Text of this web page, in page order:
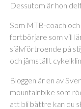
Dessutom är hon
Som MTB-coach
fortbörjare som vill
självförtroende på
och jämställt
Bloggen är en av
mountainbike som
att bli bättre kan du